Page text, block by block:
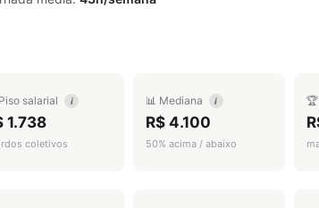
salarial i
1.738
coletivos
📊 Mediana i
R$ 4.100
50% acima / abaixo